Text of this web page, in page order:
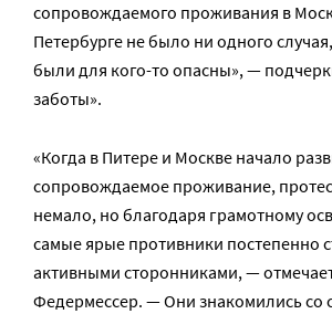
сопровождаемого проживания в
Петербурге не было ни одного
были для кого-то опасны», —
заботы».
«Когда в Питере и Москве начало
сопровождаемое проживание,
немало, но благодаря грамотному
самые ярые противники постепенно
активными сторонниками, —
Федермессер. — Они знакомились со